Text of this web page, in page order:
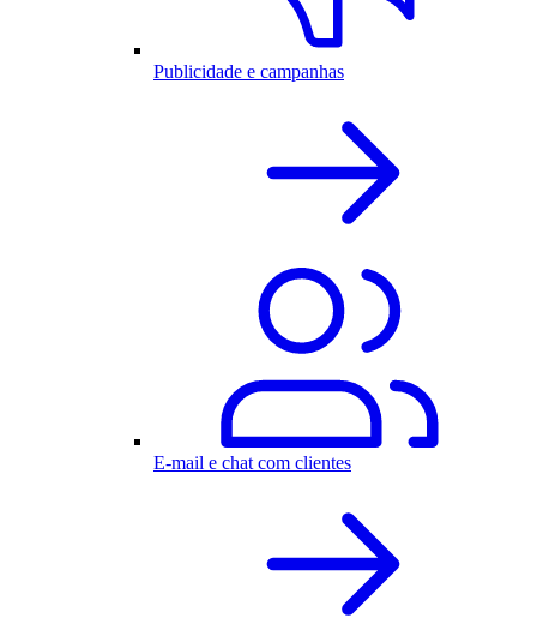
Publicidade e campanhas
E-mail e chat com clientes